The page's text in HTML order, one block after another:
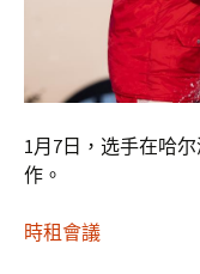
1月7日，选手在哈
作。
時租會議